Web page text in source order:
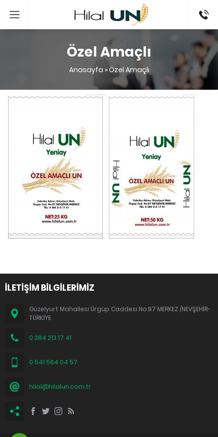
213 17 41
Özel Amaçlı
Anasayfa »Özel Amaçlı
İLETİŞİM BİLGİLERİMİZ
Güzelyurt Mahallesi Ürgüp Caddesi No:87 MERKEZ /NEVŞEHİR-
TÜRKİYE
0 384 213 17 41
0 541 564 04 57
hilal@hilalun.com.tr